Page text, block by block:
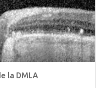
la DMLA